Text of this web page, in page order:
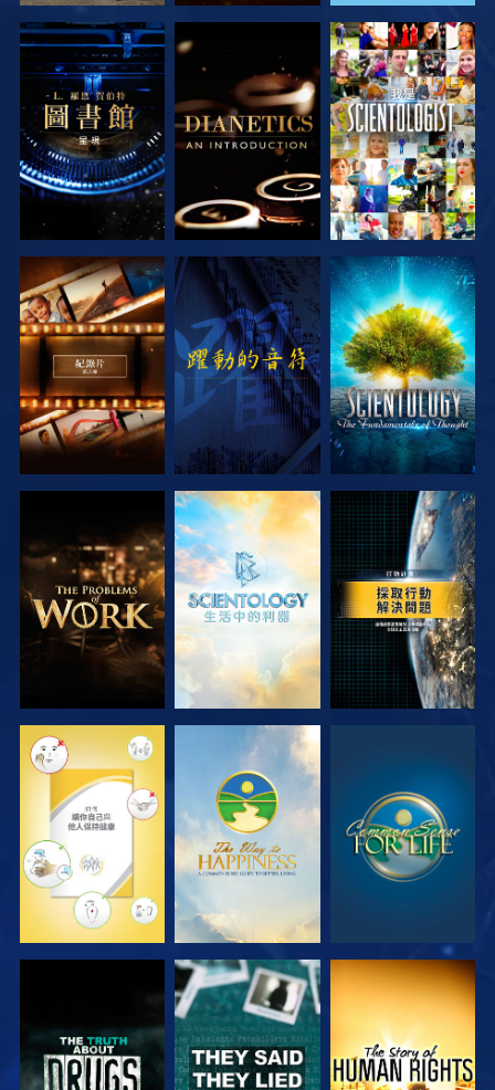
探索系列節目 探索系列節目 觀看
探索系列節目 觀看 探索系列節目
探索系列節目 探索系列節目 觀看
觀看 觀看 觀看
觀看 觀看